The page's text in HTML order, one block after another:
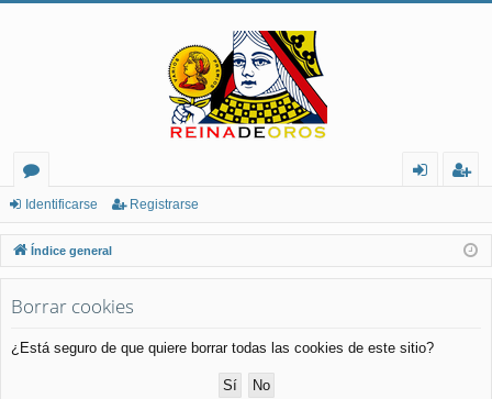
or
os
nt
ifi
rs
ist
ra
Identificarse Registrarse
Índice general
Borrar cookies
¿Está seguro de que quiere borrar todas las cookies de este sitio?